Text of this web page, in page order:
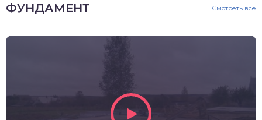
ФУНДАМЕНТ Смотреть все